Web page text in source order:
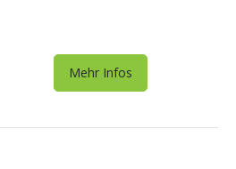
Mehr Infos